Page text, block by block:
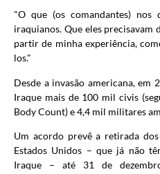
"O que (os comandantes)
iraquianos. Que eles precisavam
partir de minha experiência,
los."
Desde a invasão americana,
Iraque mais de 100 mil civis
Body Count) e 4,4 mil militares
Um acordo prevê a retirada
Estados Unidos – que já não
Iraque – até 31 de